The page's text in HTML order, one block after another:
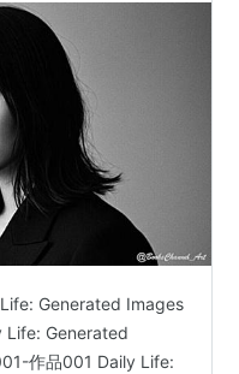
Generated Images
Generated
作品001 Daily Life: